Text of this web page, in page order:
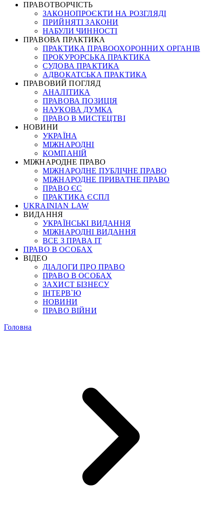
ПРАВОТВОРЧІСТЬ
ЗАКОНОПРОЄКТИ НА РОЗГЛЯДІ
ПРИЙНЯТІ ЗАКОНИ
НАБУЛИ ЧИННОСТІ
ПРАВОВА ПРАКТИКА
ПРАКТИКА ПРАВООХОРОННИХ ОРГАНІВ
ПРОКУРОРСЬКА ПРАКТИКА
СУДОВА ПРАКТИКА
АДВОКАТСЬКА ПРАКТИКА
ПРАВОВИЙ ПОГЛЯД
АНАЛІТИКА
ПРАВОВА ПОЗИЦІЯ
НАУКОВА ДУМКА
ПРАВО В МИСТЕЦТВІ
НОВИНИ
УКРАЇНА
МІЖНАРОДНІ
КОМПАНІЙ
МІЖНАРОДНЕ ПРАВО
МІЖНАРОДНЕ ПУБЛІЧНЕ ПРАВО
МІЖНАРОДНЕ ПРИВАТНЕ ПРАВО
ПРАВО ЄС
ПРАКТИКА ЄСПЛ
UKRAINIAN LAW
ВИДАННЯ
УКРАЇНСЬКІ ВИДАННЯ
МІЖНАРОДНІ ВИДАННЯ
ВСЕ З ПРАВА ІТ
ПРАВО В ОСОБАХ
ВІДЕО
ДІАЛОГИ ПРО ПРАВО
ПРАВО В ОСОБАХ
ЗАХИСТ БІЗНЕСУ
ІНТЕРВ`Ю
НОВИНИ
ПРАВО ВІЙНИ
Головна